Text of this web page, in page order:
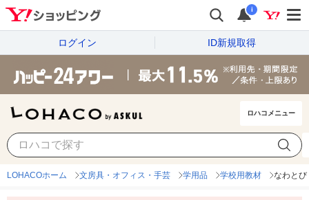
i
ログイン ID新規取得
ロハコメニュー
なわとび（学童用） カラーグループ
LOHACOホーム 文房具・オフィス・手芸 学用品 学校用教材 なわとび